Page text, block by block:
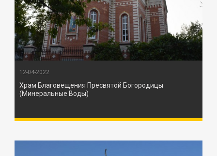
12-04-2022
Храм Благовещения Пресвятой Богородицы
(Минеральные Воды)